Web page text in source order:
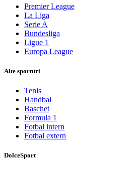
Premier League
La Liga
Serie A
Bundesliga
Ligue 1
Europa League
Alte sporturi
Tenis
Handbal
Baschet
Formula 1
Fotbal intern
Fotbal extern
DolceSport